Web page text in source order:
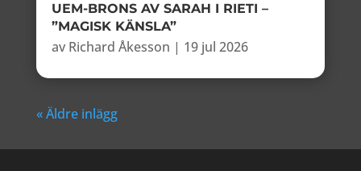
UEM-BRONS AV SARAH I RIETI –
”MAGISK KÄNSLA”
av Richard Åkesson | 19 jul 2026
« Äldre inlägg